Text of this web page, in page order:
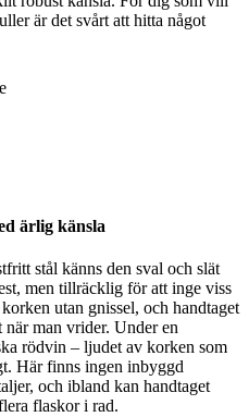
är det svårt att hitta något
ärlig känsla
stål känns den sval och slät
men tillräcklig för att inge viss
utan gnissel, och handtaget
man vrider. Under en
rödvin – ljudet av korken som
Här finns ingen inbyggd
och ibland kan handtaget
flaskor i rad.